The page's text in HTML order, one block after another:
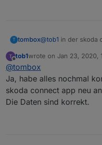
undefined2020-
Tobi
T tombox@tob1 in der skoda
Offline
tob1wrote on Jan 23, 2020,
last edited by
@tombox
Ja, habe alles nochmal
skoda connect app neu
Die Daten sind korrekt.